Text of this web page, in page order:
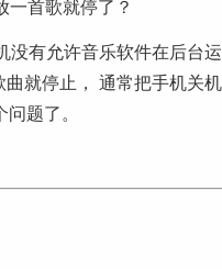
一首歌就停了？
有允许音乐软件在后台
就停止， 通常把手机关
问题了。